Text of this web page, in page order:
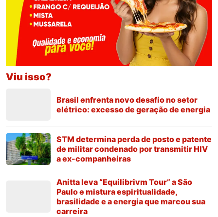
Viu isso?
Brasil enfrenta novo desafio no setor
elétrico: excesso de geração de energia
STM determina perda de posto e patente
de militar condenado por transmitir HIV
a ex-companheiras
Anitta leva “Equilibrivm Tour” a São
Paulo e mistura espiritualidade,
brasilidade e a energia que marcou sua
carreira